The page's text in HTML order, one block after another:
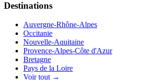
Destinations
Auvergne-Rhône-Alpes
Occitanie
Nouvelle-Aquitaine
Provence-Alpes-Côte d'Azur
Bretagne
Pays de la Loire
Voir tout →